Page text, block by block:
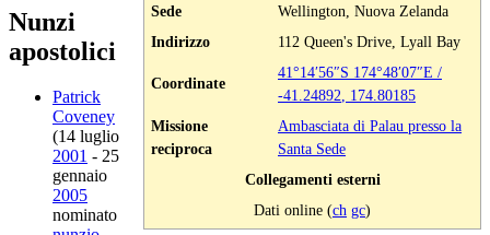
Sede
Wellington, Nuova Zelanda
Indirizzo
112 Queen's Drive, Lyall Bay
Coordinate
41°14′56″S 174°48′07″E /
-41.24892
174.80185
Missione
reciproca
Ambasciata di Palau presso la
Santa Sede
Collegamenti esterni
Dati online (ch gc)
Nunzi
apostolici
Patrick
Coveney
(14 luglio
2001 - 25
gennaio
2005
nominato